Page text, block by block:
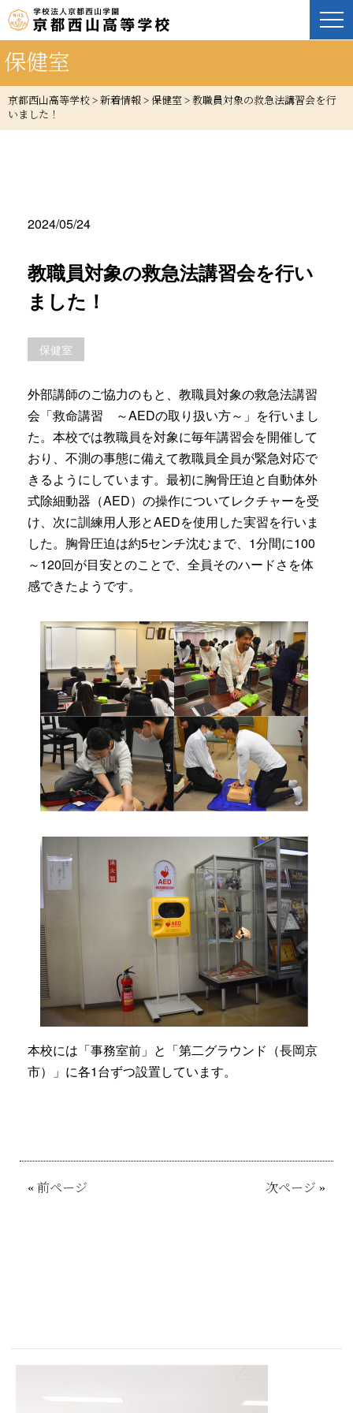
保健室
京都西山高等学校 > 新着情報 > 保健室 > 教職員対象の救急法講習会を行
いました！
2024/05/24
教職員対象の救急法講習会を行い
ました！
保健室
外部講師のご協力のもと、教職員対象の救急法講習
会「救命講習 ～AEDの取り扱い方～」を行いまし
た。本校では教職員を対象に毎年講習会を開催して
おり、不測の事態に備えて教職員全員が緊急対応で
きるようにしています。最初に胸骨圧迫と自動体外
式除細動器（AED）の操作についてレクチャーを受
け、次に訓練用人形とAEDを使用した実習を行いま
した。胸骨圧迫は約5センチ沈むまで、1分間に100
～120回が目安とのことで、全員そのハードさを体
感できたようです。
本校には「事務室前」と「第二グラウンド（長岡京
市）」に各1台ずつ設置しています。
« 前ページ 次ページ »